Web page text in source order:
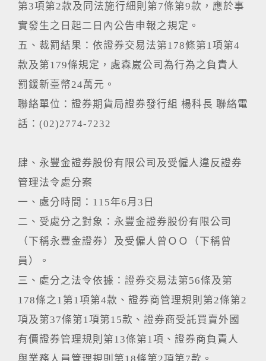
第3項第2款及同法施行細則第7條第9款，應於事
實發生之日起二日內公告申報之規定。
五、裁罰結果：依證券交易法第178條第1項第4
款及第179條規定，處森崴公司為行為之負責人
罰鍰新臺幣24萬元。
聯絡單位：證券期貨局證券發行組 楊科長 聯絡電
話：(02)2774-7232
肆、永豐金證券股份有限公司及受僱人違反證券
管理法令處分案
一、處分時間：115年6月3日
二、受處分之對象：永豐金證券股份有限公司
（下稱永豐金證券）及受僱人曾ＯＯ（下稱曾
員）。
三、處分之法令依據：證券交易法第56條及第
178條之1第1項第4款、證券商管理規則第2條第2
項及第37條第1項第15款、證券商受託買賣外國
有價證券管理規則第13條第1項、證券商負責人